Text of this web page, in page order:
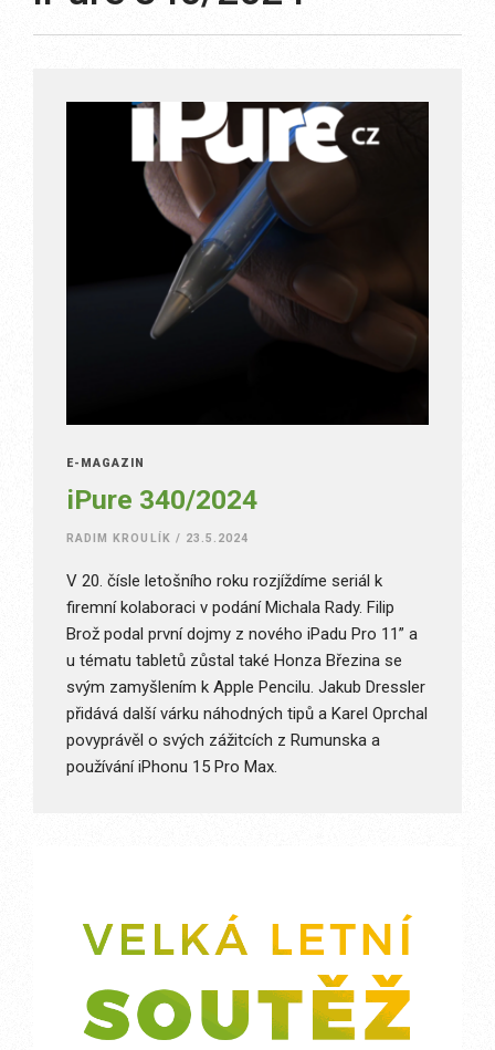
E-MAGAZÍN
iPure 340/2024
RADIM KROULÍK / 23.5.2024
V 20. čísle letošního roku rozjíždíme seriál k
firemní kolaboraci v podání Michala Rady. Filip
Brož podal první dojmy z nového iPadu Pro 11” a
u tématu tabletů zůstal také Honza Březina se
svým zamyšlením k Apple Pencilu. Jakub Dressler
přidává další várku náhodných tipů a Karel Oprchal
povyprávěl o svých zážitcích z Rumunska a
používání iPhonu 15 Pro Max.